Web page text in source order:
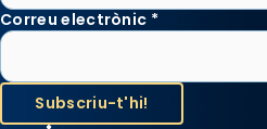
Correu electrònic *